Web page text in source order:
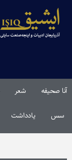
آنا صحیفه شعر
سس یادداشت